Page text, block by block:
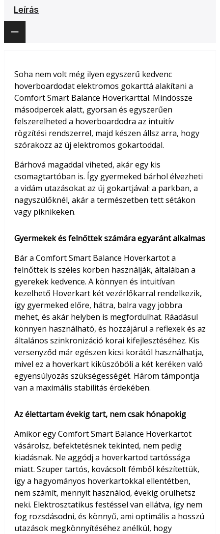
Leírás
Soha nem volt még ilyen egyszerű kedvenc
hoverboardodat elektromos gokarttá alakítani a
Comfort Smart Balance Hoverkarttal. Mindössze
másodpercek alatt, gyorsan és egyszerűen
felszerelheted a hoverboardodra az intuitív
rögzítési rendszerrel, majd készen állsz arra, hogy
szórakozz az új elektromos gokartoddal.
Bárhová magaddal viheted, akár egy kis
csomagtartóban is. Így gyermeked bárhol élvezheti
a vidám utazásokat az új gokartjával: a parkban, a
nagyszülőknél, akár a természetben tett sétákon
vagy piknikeken.
Gyermekek és felnőttek számára egyaránt alkalmas
Bár a Comfort Smart Balance Hoverkartot a
felnőttek is széles körben használják, általában a
gyerekek kedvence. A könnyen és intuitívan
kezelhető Hoverkart két vezérlőkarral rendelkezik,
így gyermeked előre, hátra, balra vagy jobbra
mehet, és akár helyben is megfordulhat. Ráadásul
könnyen használható, és hozzájárul a reflexek és az
általános szinkronizáció korai kifejlesztéséhez. Kis
versenyződ már egészen kicsi korától használhatja,
mivel ez a hoverkart kiküszöböli a két keréken való
egyensúlyozás szükségességét. Három támpontja
van a maximális stabilitás érdekében.
Az élettartam évekig tart, nem csak hónapokig
Amikor egy Comfort Smart Balance Hoverkartot
vásárolsz, befektetésnek tekinted, nem pedig
kiadásnak. Ne aggódj a hoverkartod tartóssága
miatt. Szuper tartós, kovácsolt fémből készítettük,
így a hagyományos hoverkartokkal ellentétben,
nem számít, mennyit használod, évekig örülhetsz
neki. Elektrosztatikus festéssel van ellátva, így nem
fog rozsdásodni, és könnyű, ami optimális a hosszú
utazások megkönnyítéséhez anélkül, hogy